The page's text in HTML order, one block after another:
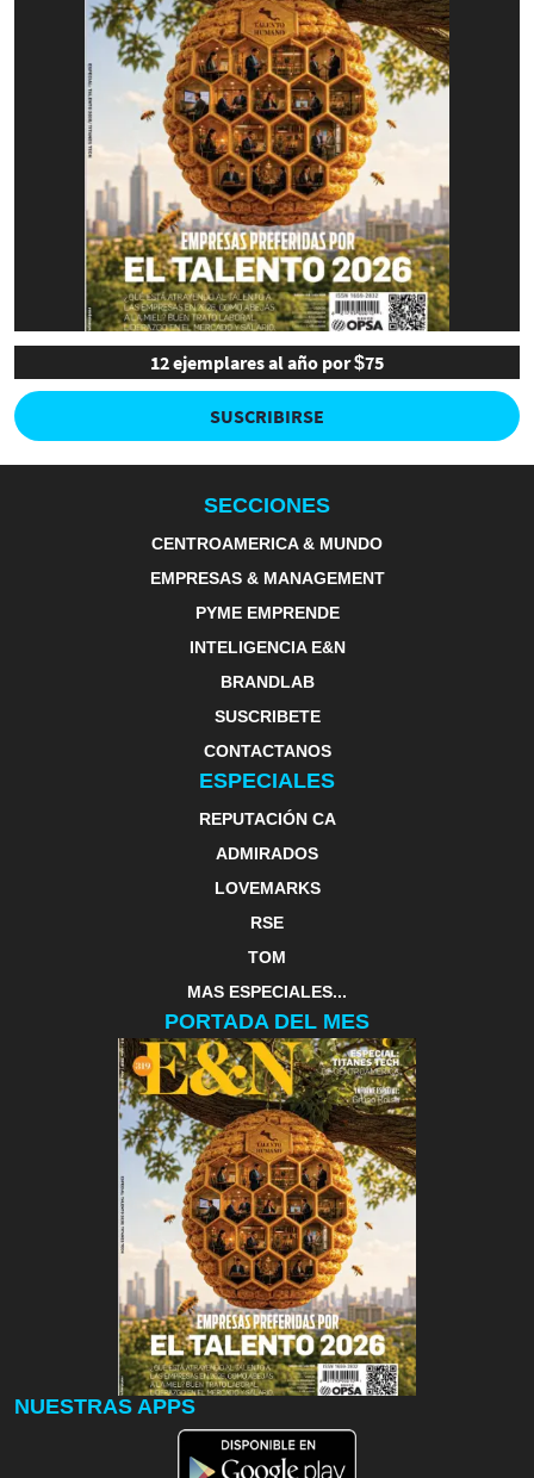
12 ejemplares al año por $75
SUSCRIBIRSE
SECCIONES
CENTROAMERICA & MUNDO
EMPRESAS & MANAGEMENT
PYME EMPRENDE
INTELIGENCIA E&N
BRANDLAB
SUSCRIBETE
CONTACTANOS
ESPECIALES
REPUTACIÓN CA
ADMIRADOS
LOVEMARKS
RSE
TOM
MAS ESPECIALES...
PORTADA DEL MES
NUESTRAS APPS